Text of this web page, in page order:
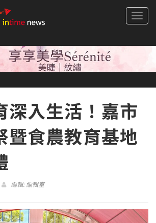
深入生活！嘉市
暨食農教育基地
編輯:編輯室